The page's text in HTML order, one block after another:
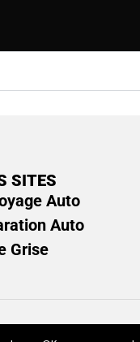
SITES
Auto
Auto
Grise